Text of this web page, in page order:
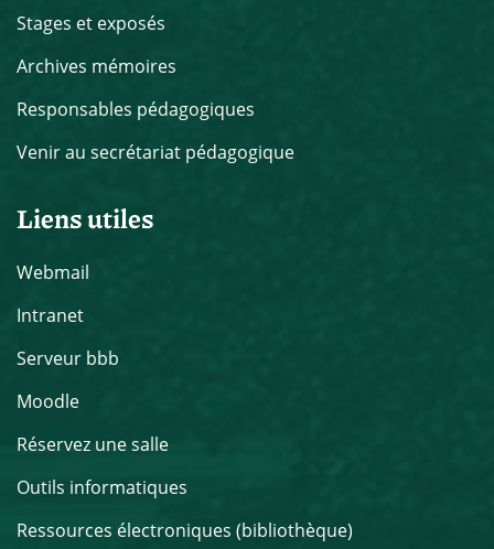
Stages et exposés
Archives mémoires
Responsables pédagogiques
Venir au secrétariat pédagogique
Liens utiles
Webmail
Intranet
Serveur bbb
Moodle
Réservez une salle
Outils informatiques
Ressources électroniques (bibliothèque)